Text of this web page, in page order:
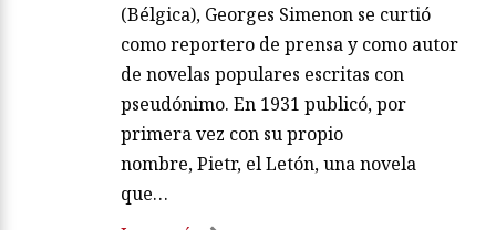
(Bélgica), Georges Simenon se curtió
como reportero de prensa y como autor
de novelas populares escritas con
pseudónimo. En 1931 publicó, por
primera vez con su propio
nombre, Pietr, el Letón, una novela
que…